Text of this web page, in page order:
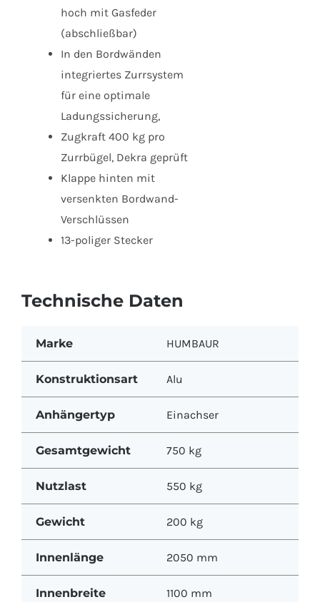
hoch mit Gasfeder
(abschließbar)
In den Bordwänden
integriertes Zurrsystem
für eine optimale
Ladungssicherung,
Zugkraft 400 kg pro
Zurrbügel, Dekra geprüft
Klappe hinten mit
versenkten Bordwand-
Verschlüssen
13-poliger Stecker
Technische Daten
Marke HUMBAUR
Konstruktionsart Alu
Anhängertyp Einachser
Gesamtgewicht 750 kg
Nutzlast 550 kg
Gewicht 200 kg
Innenlänge 2050 mm
Innenbreite 1100 mm